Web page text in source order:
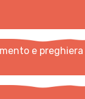
e preghiera